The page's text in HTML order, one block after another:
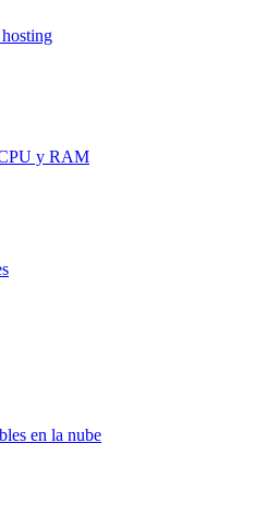
CPU y RAM
en la nube